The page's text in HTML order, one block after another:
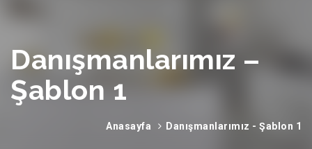
Danışmanlarımız –
Şablon 1
Anasayfa Danışmanlarımız - Şablon 1